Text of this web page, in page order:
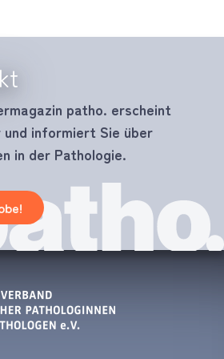
patho. erscheint
und informiert Sie über
in der Pathologie.